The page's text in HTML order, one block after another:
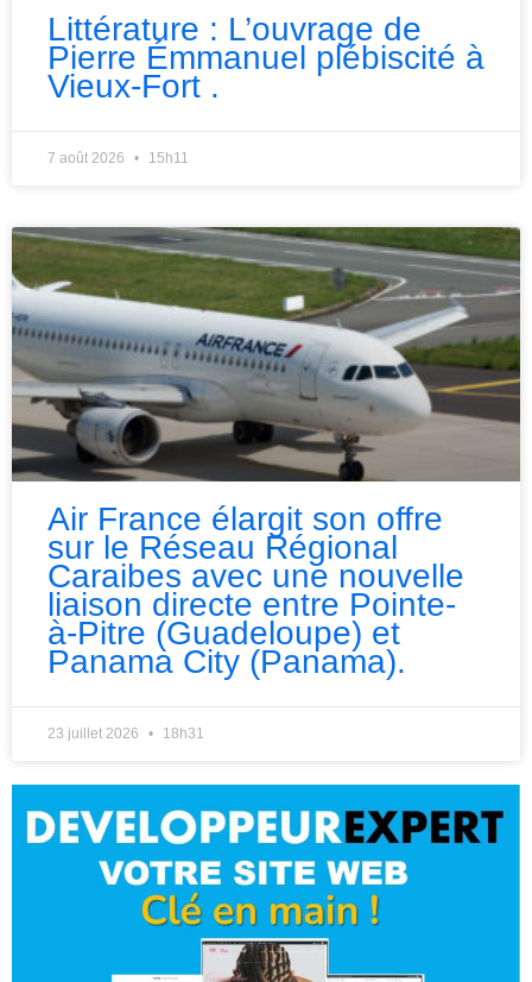
Littérature : L’ouvrage de
Pierre Émmanuel plébiscité à
Vieux-Fort .
7 août 2026 15h11
Air France élargit son offre
sur le Réseau Régional
Caraibes avec une nouvelle
liaison directe entre Pointe-
à-Pitre (Guadeloupe) et
Panama City (Panama).
23 juillet 2026 18h31